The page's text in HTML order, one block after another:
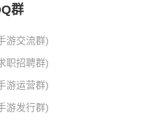
群
游交流群)
职招聘群)
游运营群)
游发行群)